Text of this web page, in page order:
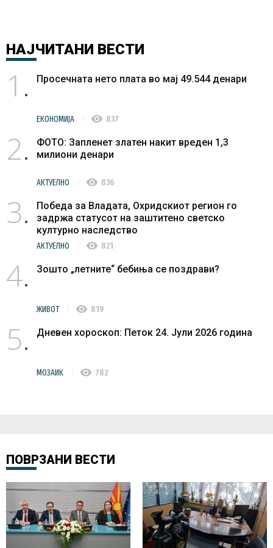
НАЈЧИТАНИ ВЕСТИ
1 Просечната нето плата во мај 49.544 денари
ЕКОНОМИЈА visibility 837
2
ФОТО: Запленет златен накит вреден 1,3
милиони денари
АКТУЕЛНО visibility 836
3
Победа за Владата, Охридскиот регион го
задржа статусот на заштитено светско
културно наследство
АКТУЕЛНО visibility 821
4 Зошто „летните“ бебиња се поздрави?
ЖИВОТ visibility 819
5 Дневен хороскоп: Петок 24. Јули 2026 година
МОЗАИК visibility 782
ПОВРЗАНИ ВЕСТИ